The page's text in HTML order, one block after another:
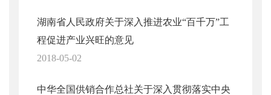
湖南省人民政府关于深入推进农业“百千万”工
程促进产业兴旺的意见
2018-05-02
中华全国供销合作总社关于深入贯彻落实中央